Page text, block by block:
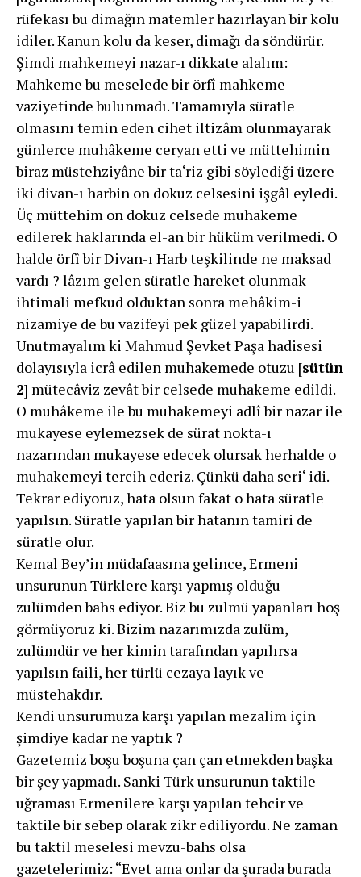
rüfekası bu dimağın matemler hazırlayan bir kolu
idiler. Kanun kolu da keser, dimağı da söndürür.
Şimdi mahkemeyi nazar-ı dikkate alalım:
Mahkeme bu meselede bir örfî mahkeme
vaziyetinde bulunmadı. Tamamıyla süratle
olmasını temin eden cihet iltizâm olunmayarak
günlerce muhâkeme ceryan etti ve müttehimin
biraz müstehziyâne bir ta‘riz gibi söylediği üzere
iki divan-ı harbin on dokuz celsesini işgâl eyledi.
Üç müttehim on dokuz celsede muhakeme
edilerek haklarında el-an bir hüküm verilmedi. O
halde örfî bir Divan-ı Harb teşkilinde ne maksad
vardı ? lâzım gelen süratle hareket olunmak
ihtimali mefkud olduktan sonra mehâkim-i
nizamiye de bu vazifeyi pek güzel yapabilirdi.
Unutmayalım ki Mahmud Şevket Paşa hadisesi
dolayısıyla icrâ edilen muhakemede otuzu [sütün
2] mütecâviz zevât bir celsede muhakeme edildi.
O muhâkeme ile bu muhakemeyi adlî bir nazar ile
mukayese eylemezsek de sürat nokta-ı
nazarından mukayese edecek olursak herhalde o
muhakemeyi tercih ederiz. Çünkü daha seri‘ idi.
Tekrar ediyoruz, hata olsun fakat o hata süratle
yapılsın. Süratle yapılan bir hatanın tamiri de
süratle olur.
Kemal Bey’in müdafaasına gelince, Ermeni
unsurunun Türklere karşı yapmış olduğu
zulümden bahs ediyor. Biz bu zulmü yapanları hoş
görmüyoruz ki. Bizim nazarımızda zulüm,
zulümdür ve her kimin tarafından yapılırsa
yapılsın faili, her türlü cezaya layık ve
müstehakdır.
Kendi unsurumuza karşı yapılan mezalim için
şimdiye kadar ne yaptık ?
Gazetemiz boşu boşuna çan çan etmekden başka
bir şey yapmadı. Sanki Türk unsurunun taktile
uğraması Ermenilere karşı yapılan tehcir ve
taktile bir sebep olarak zikr ediliyordu. Ne zaman
bu taktil meselesi mevzu-bahs olsa
gazetelerimiz: “Evet ama onlar da şurada burada